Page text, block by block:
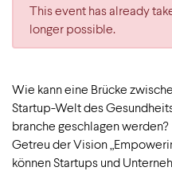
This event has already
longer possible.
Wie kann eine Brücke
Startup-Welt des
branche geschlagen werden?
Getreu der Vision
können Startups und